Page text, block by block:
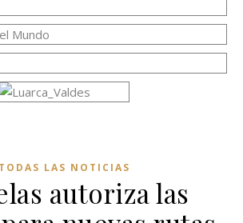
TODAS LAS NOTICIAS
autoriza las